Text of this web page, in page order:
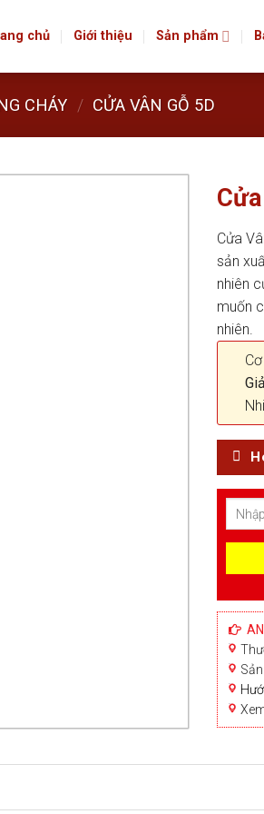
chủ Giới thiệu Sản phẩm
CHÁY / CỬA VÂN GỖ 5D
Cửa
sản
nhiên
muốn
nhiên.